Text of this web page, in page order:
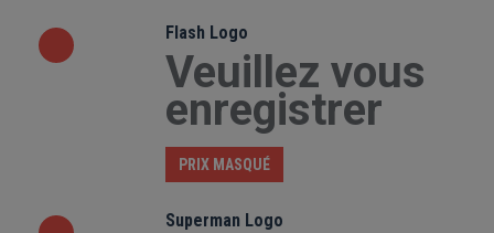
Flash Logo
Veuillez vous
enregistrer
PRIX MASQUÉ
Superman Logo